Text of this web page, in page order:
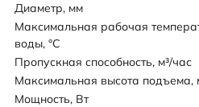
Диаметр, мм
Максимальная рабочая
воды, °C
Пропускная способность, м³/час
Максимальная высота подъема,
Мощность, Вт